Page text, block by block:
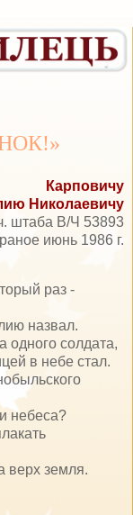
Карповичу
Николаевичу
штаба В/Ч 53893
июнь 1986 г.
раз -
назвал.
одного солдата,
в небе стал.
небеса?
верх земля.